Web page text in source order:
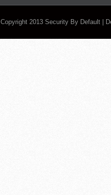
Copyright 2013 Security By Default |